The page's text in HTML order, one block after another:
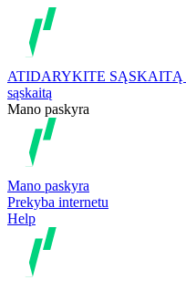
ATIDARYKITE SĄSKAITĄ
sąskaitą
Mano paskyra
Mano paskyra
Prekyba internetu
Help